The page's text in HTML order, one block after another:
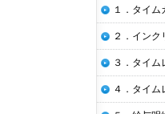
１．タイム
２．インク
３．タイム
４．タイム